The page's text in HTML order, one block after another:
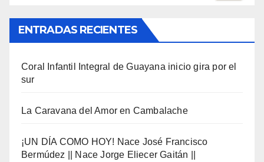
ENTRADAS RECIENTES
Coral Infantil Integral de Guayana inicio gira por el
sur
La Caravana del Amor en Cambalache
¡UN DÍA COMO HOY! Nace José Francisco
Bermúdez || Nace Jorge Eliecer Gaitán ||